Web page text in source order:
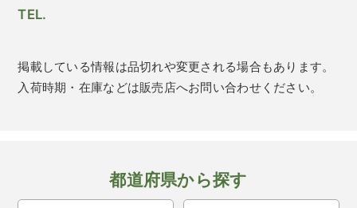
TEL.
掲載している情報は品切れや変更される場合もあります。
入荷時期・在庫などは販売店へお問い合わせください。
都道府県から探す